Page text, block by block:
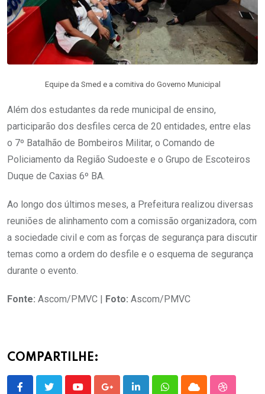
Equipe da Smed e a comitiva do Governo Municipal
Além dos estudantes da rede municipal de ensino,
participarão dos desfiles cerca de 20 entidades, entre elas
o 7º Batalhão de Bombeiros Militar, o Comando de
Policiamento da Região Sudoeste e o Grupo de Escoteiros
Duque de Caxias 6º BA.
Ao longo dos últimos meses, a Prefeitura realizou diversas
reuniões de alinhamento com a comissão organizadora, com
a sociedade civil e com as forças de segurança para discutir
temas como a ordem do desfile e o esquema de segurança
durante o evento.
Fonte: Ascom/PMVC | Foto: Ascom/PMVC
COMPARTILHE: